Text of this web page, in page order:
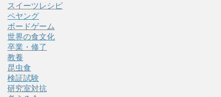
スイーツレシピ
ペヤング
ボードゲーム
世界の食文化
卒業・修了
教養
昆虫食
検証試験
研究室対抗